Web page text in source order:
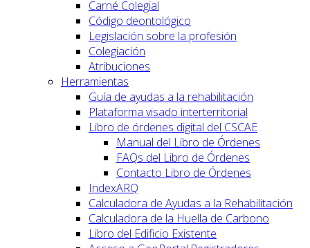
Carné Colegial
Código deontológico
Legislación sobre la profesión
Colegiación
Atribuciones
Herramientas
Guía de ayudas a la rehabilitación
Plataforma visado interterritorial
Libro de órdenes digital del CSCAE
Manual del Libro de Órdenes
FAQs del Libro de Órdenes
Contacto Libro de Órdenes
IndexARQ
Calculadora de Ayudas a la Rehabilitación
Calculadora de la Huella de Carbono
Libro del Edificio Existente